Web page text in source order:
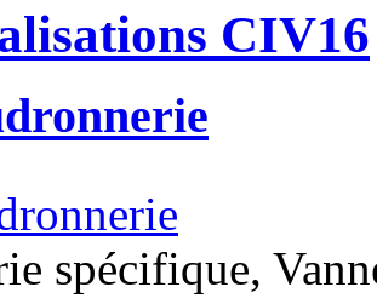
CIV16
spécifique,